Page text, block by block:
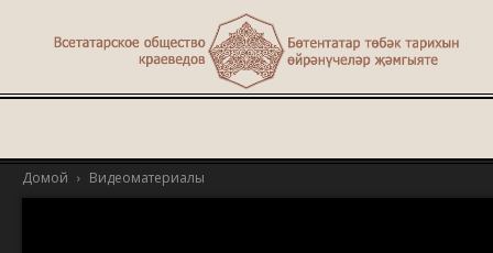
Домой Видеоматериалы